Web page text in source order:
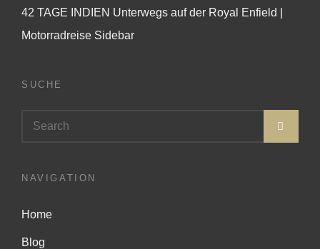
42 TAGE INDIEN Unterwegs auf der Royal Enfield |
Motorradreise Sidebar
SUCHE
NAVIGATION
Home
Blog